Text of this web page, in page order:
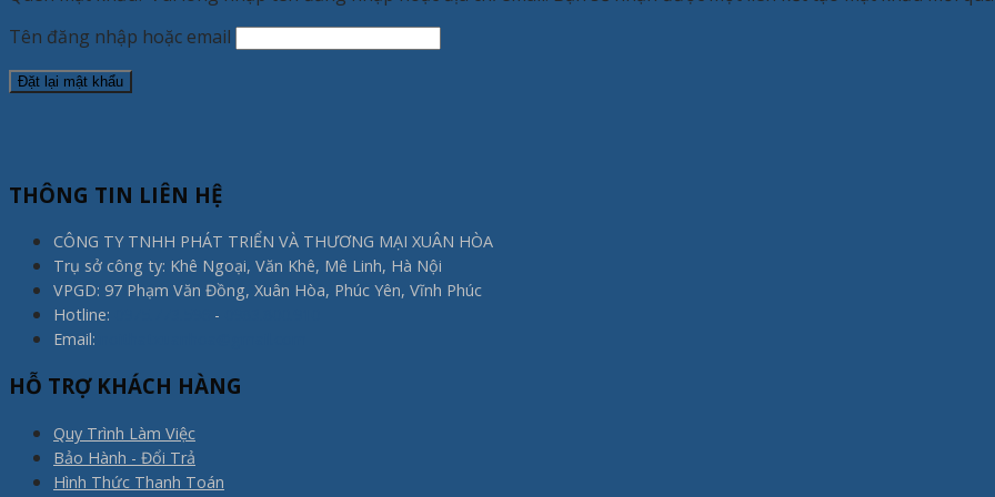
Tên đăng nhập hoặc email
Đặt lại mật khẩu
THÔNG TIN LIÊN HỆ
CÔNG TY TNHH PHÁT TRIỂN VÀ THƯƠNG MẠI XUÂN HÒA
Trụ sở công ty: Khê Ngoại, Văn Khê, Mê Linh, Hà Nội
VPGD: 97 Phạm Văn Đồng, Xuân Hòa, Phúc Yên, Vĩnh Phúc
Hotline:
-
Email:
HỖ TRỢ KHÁCH HÀNG
Quy Trình Làm Việc
Bảo Hành - Đổi Trả
Hình Thức Thanh Toán